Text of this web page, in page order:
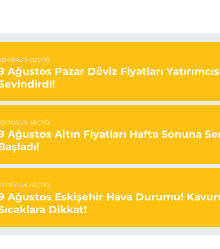
SEÇTIĞI
Ağustos Pazar Döviz Fiyatları
SEÇTIĞI
Ağustos Altın Fiyatları Hafta Sonuna
SEÇTIĞI
Ağustos Eskişehir Hava Durumu!
Dikkat!